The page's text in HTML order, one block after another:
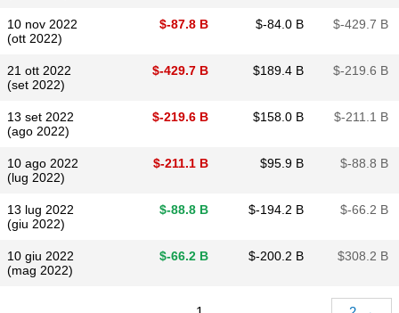
10 nov 2022
(ott 2022)
$​-87.8 B $​-84.0 B $​-429.7 B
21 ott 2022
(set 2022)
$​-429.7 B $​189.4 B $​-219.6 B
13 set 2022
(ago 2022)
$​-219.6 B $​158.0 B $​-211.1 B
10 ago 2022
(lug 2022)
$​-211.1 B $​95.9 B $​-88.8 B
13 lug 2022
(giu 2022)
$​-88.8 B $​-194.2 B $​-66.2 B
10 giu 2022
(mag 2022)
$​-66.2 B $​-200.2 B $​308.2 B